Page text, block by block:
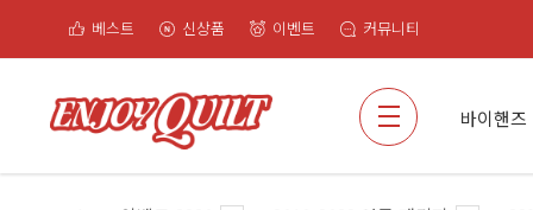
베스트 신상품 이벤트 커뮤니티
바이핸즈